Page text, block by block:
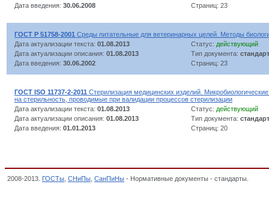
Дата введения: 30.06.2008 Страниц: 23
ГОСТ Р 51758-2001 Среды питательные для ветеринарных целей. Методы
Дата актуализации текста: 01.08.2013 Статус: действующий
Дата актуализации описания: 01.08.2013 Тип документа: стандарт
Дата введения: 30.06.2002 Страниц: 23
ГОСТ ISO 11737-2-2011 Стерилизация медицинских изделий.
на стерильность, проводимые при валидации процессов стерилизации
Дата актуализации текста: 01.08.2013 Статус: действующий
Дата актуализации описания: 01.08.2013 Тип документа: стандарт
Дата введения: 01.01.2013 Страниц: 20
2008-2013. ГОСТы СНиПы СанПиНы - Нормативные документы - стандарты.